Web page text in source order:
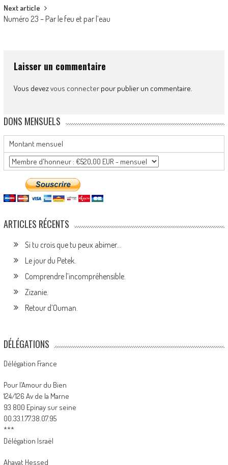
Next article
Numéro 23 – Par le feu et par l’eau
Laisser un commentaire
Vous devezvous connecterpour publier un commentaire.
DONS MENSUELS
Montant mensuel
ARTICLES RÉCENTS
Si tu crois que tu peux abimer…
Le jour du Petek.
Comprendre l’incompréhensible.
Zizanie.
Retour d’Ouman.
DÉLÉGATIONS
Délégation France
Pour l’Amour du Bien
124/126 Av de la Marne
93 800 Epinay sur seine
00.33.1.77.38.07.95
***
Délégation Israël
Ahavat Hessed